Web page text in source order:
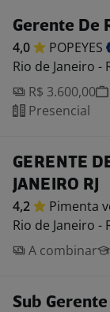
Gerente De
4,0
POPEYES
Rio de Janeiro -
R$ 3.600,00
Presencial
GERENTE
JANEIRO RJ
4,2 Pimenta
Rio de Janeiro -
A combinar
Sub